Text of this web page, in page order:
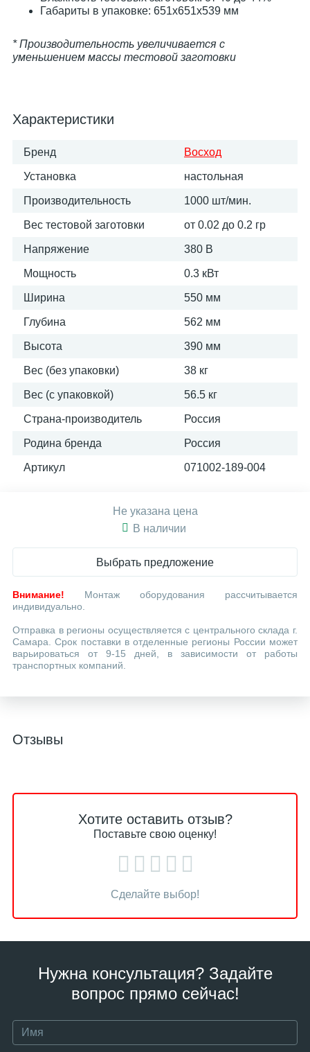
Габариты в упаковке: 651х651х539 мм
* Производительность увеличивается с
уменьшением массы тестовой заготовки
Характеристики
Бренд Восход
Установка настольная
Производительность 1000 шт/мин.
Вес тестовой заготовки от 0.02 до 0.2 гр
Напряжение 380 В
Мощность 0.3 кВт
Ширина 550 мм
Глубина 562 мм
Высота 390 мм
Вес (без упаковки) 38 кг
Вес (с упаковкой) 56.5 кг
Страна-производитель Россия
Родина бренда Россия
Артикул 071002-189-004
Не указана цена
В наличии
Выбрать предложение
Внимание! Монтаж оборудования рассчитывается
индивидуально.
Отправка в регионы осуществляется с центрального склада г.
Самара. Срок поставки в отделенные регионы России может
варьироваться от 9-15 дней, в зависимости от работы
транспортных компаний.
Отзывы
Хотите оставить отзыв?
Поставьте свою оценку!
Сделайте выбор!
Нужна консультация? Задайте
вопрос прямо сейчас!